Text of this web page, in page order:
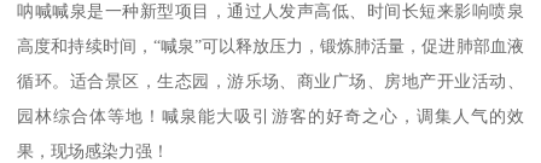
呐喊喊泉是一种新型项目，通过人发声高低、时间长短来影响喷泉
高度和持续时间，“喊泉”可以释放压力，锻炼肺活量，促进肺部血液
循环。适合景区，生态园，游乐场、商业广场、房地产开业活动、
园林综合体等地！喊泉能大吸引游客的好奇之心，调集人气的效
果，现场感染力强！